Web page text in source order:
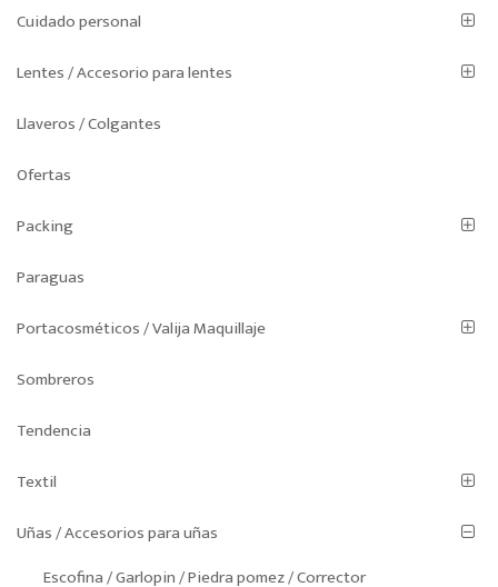
Cuidado personal
Lentes / Accesorio para lentes
Llaveros / Colgantes
Ofertas
Packing
Paraguas
Portacosméticos / Valija Maquillaje
Sombreros
Tendencia
Textil
Uñas / Accesorios para uñas
Escofina / Garlopin / Piedra pomez / Corrector